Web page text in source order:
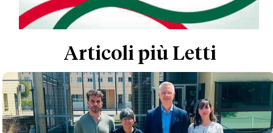
Articoli più Letti